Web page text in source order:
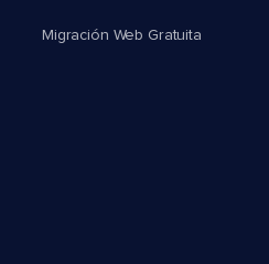
Migración Web Gratuita